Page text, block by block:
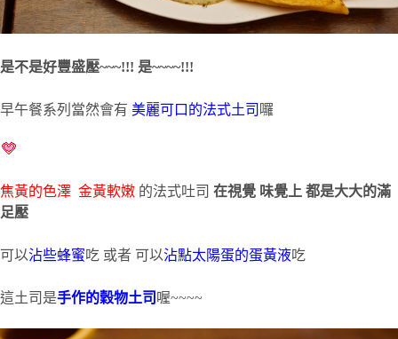
是不是好豐盛壓~~~!!! 是~~~~!!!
早午餐系列當然會有 美麗可口的法式土司 囉
焦黃的色澤 金黃軟嫩 的法式吐司 在視覺 味覺上 都是大大的滿
足壓
可以沾些蜂蜜吃 或者 可以沾點太陽蛋的蛋黃液吃
這土司是手作的穀物土司 喔~~~~